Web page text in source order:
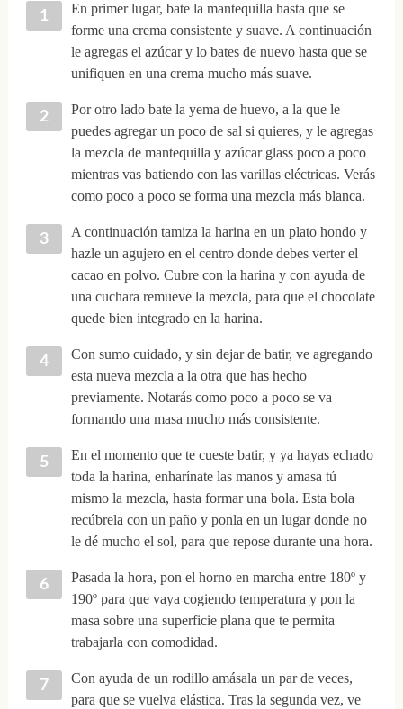
En primer lugar, bate la mantequilla hasta que se
forme una crema consistente y suave. A continuación
le agregas el azúcar y lo bates de nuevo hasta que se
unifiquen en una crema mucho más suave.
Por otro lado bate la yema de huevo, a la que le
puedes agregar un poco de sal si quieres, y le agregas
la mezcla de mantequilla y azúcar glass poco a poco
mientras vas batiendo con las varillas eléctricas. Verás
como poco a poco se forma una mezcla más blanca.
A continuación tamiza la harina en un plato hondo y
hazle un agujero en el centro donde debes verter el
cacao en polvo. Cubre con la harina y con ayuda de
una cuchara remueve la mezcla, para que el chocolate
quede bien integrado en la harina.
Con sumo cuidado, y sin dejar de batir, ve agregando
esta nueva mezcla a la otra que has hecho
previamente. Notarás como poco a poco se va
formando una masa mucho más consistente.
En el momento que te cueste batir, y ya hayas echado
toda la harina, enharínate las manos y amasa tú
mismo la mezcla, hasta formar una bola. Esta bola
recúbrela con un paño y ponla en un lugar donde no
le dé mucho el sol, para que repose durante una hora.
Pasada la hora, pon el horno en marcha entre 180º y
190º para que vaya cogiendo temperatura y pon la
masa sobre una superficie plana que te permita
trabajarla con comodidad.
Con ayuda de un rodillo amásala un par de veces,
para que se vuelva elástica. Tras la segunda vez, ve